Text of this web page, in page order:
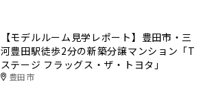
【モデルルーム見学レポート】豊田市・三
河豊田駅徒歩2分の新築分譲マンション「T
ステージ フラッグス・ザ・トヨタ」
豊田市